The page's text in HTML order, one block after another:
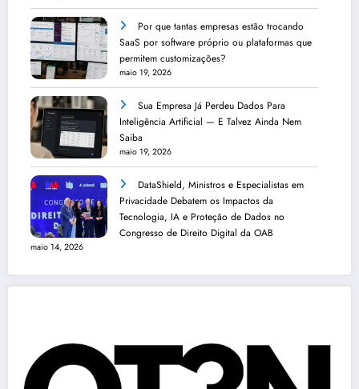
Por que tantas empresas estão trocando
SaaS por software próprio ou plataformas que
permitem customizações?
maio 19, 2026
Sua Empresa Já Perdeu Dados Para
Inteligência Artificial — E Talvez Ainda Nem
Saiba
maio 19, 2026
DataShield, Ministros e Especialistas em
Privacidade Debatem os Impactos da
Tecnologia, IA e Proteção de Dados no
Congresso de Direito Digital da OAB
maio 14, 2026